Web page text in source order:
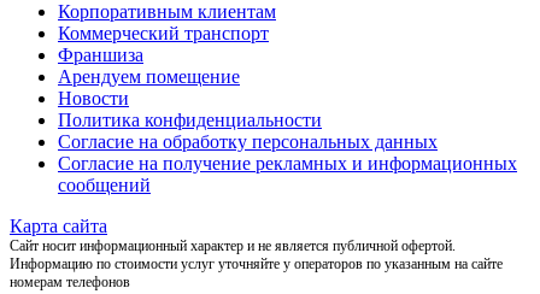
Корпоративным клиентам
Коммерческий транспорт
Франшиза
Арендуем помещение
Новости
Политика конфиденциальности
Согласие на обработку персональных данных
Согласие на получение рекламных и информационных
сообщений
Карта сайта
Сайт носит информационный характер и не является публичной офертой.
Информацию по стоимости услуг уточняйте у операторов по указанным на сайте
номерам телефонов